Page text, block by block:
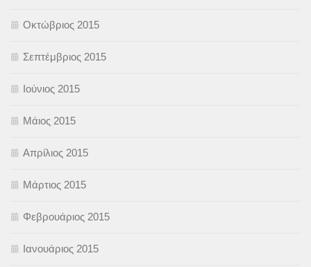
Οκτώβριος 2015
Σεπτέμβριος 2015
Ιούνιος 2015
Μάιος 2015
Απρίλιος 2015
Μάρτιος 2015
Φεβρουάριος 2015
Ιανουάριος 2015